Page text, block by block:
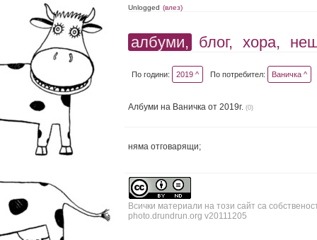
Unlogged (влез)
албуми, блог, хора,
По години: 2019 ^ По потребител: Ваничка ^
Албуми на Ваничка от 2019г. (0)
няма отговарящи;
Всички материали на този сайт са
photo.drundrun.org v20111205